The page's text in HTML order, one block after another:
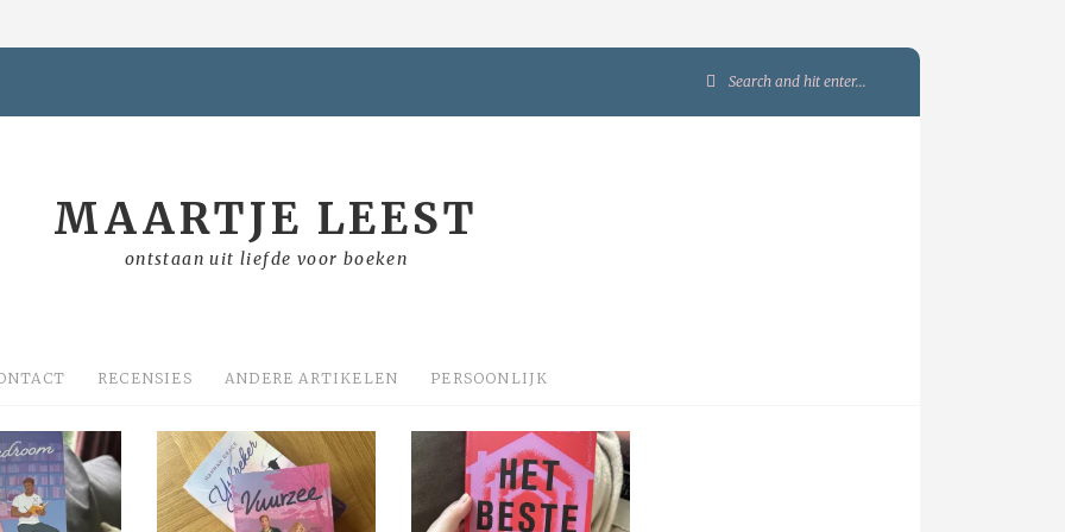
Search
MAARTJE LEEST
ontstaan uit liefde voor boeken
RECENSIES ANDERE ARTIKELEN PERSOONLIJK